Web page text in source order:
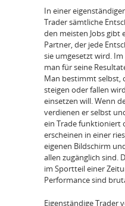
In einer
Trader sämtliche
den meisten Jobs gibt
Partner, der jede
sie umgesetzt wird.
man für seine
Man bestimmt selbst,
steigen oder fallen
einsetzen will. Wenn
verdienen er selbst
ein Trade funktioniert
erscheinen in einer
eigenen Bildschirm
allen zugänglich sind.
im Sportteil einer
Performance sind
Eigenständige Trader